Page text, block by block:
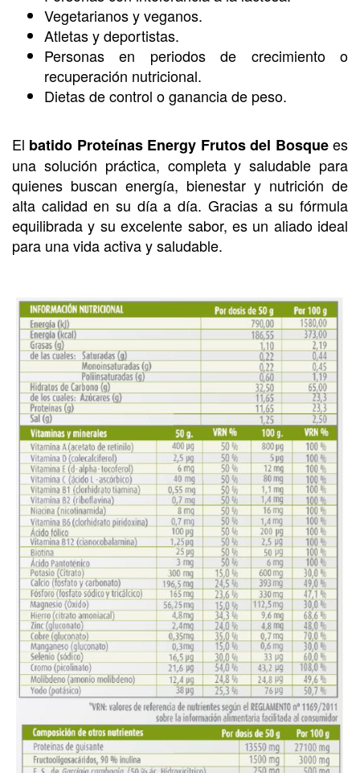
Vegetarianos y veganos.
Atletas y deportistas.
Personas en periodos de crecimiento o
recuperación nutricional.
Dietas de control o ganancia de peso.
El batido Proteínas Energy Frutos del Bosquees
una solución práctica, completa y saludable para
quienes buscan energía, bienestar y nutrición de
alta calidad en su día a día. Gracias a su fórmula
equilibrada y su excelente sabor, es un aliado ideal
para una vida activa y saludable.